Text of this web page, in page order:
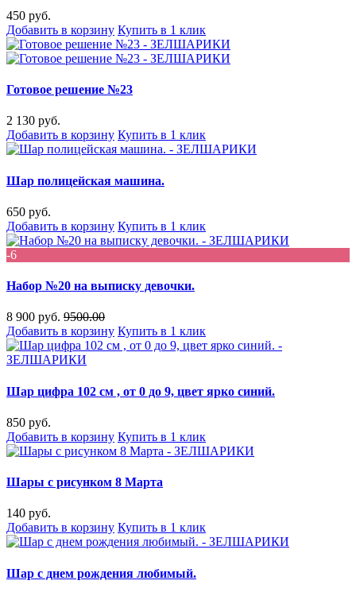
450 руб.
Добавить в корзину Купить в 1 клик
Готовое решение №23
2 130 руб.
Добавить в корзину Купить в 1 клик
Шар полицейская машина.
650 руб.
Добавить в корзину Купить в 1 клик
-6
Набор №20 на выписку девочки.
8 900 руб. 9500.00
Добавить в корзину Купить в 1 клик
Шар цифра 102 см , от 0 до 9, цвет ярко синий.
850 руб.
Добавить в корзину Купить в 1 клик
Шары с рисунком 8 Марта
140 руб.
Добавить в корзину Купить в 1 клик
Шар с днем рождения любимый.